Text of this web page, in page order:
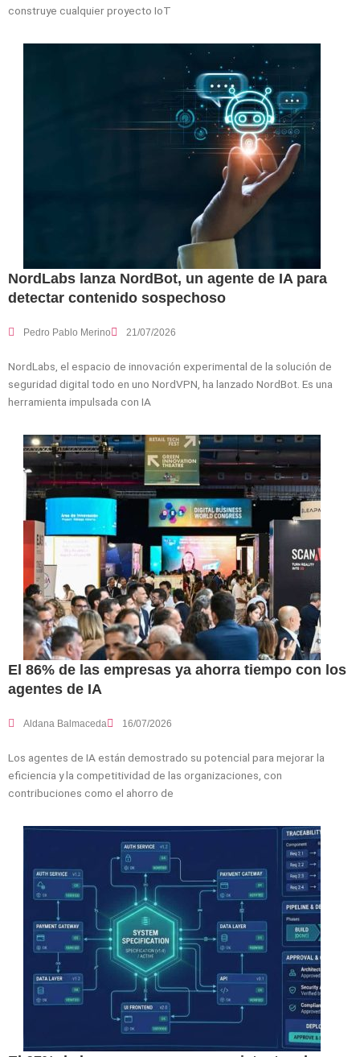
construye cualquier proyecto IoT
NordLabs lanza NordBot, un agente de IA para
detectar contenido sospechoso
Pedro Pablo Merino 21/07/2026
NordLabs, el espacio de innovación experimental de la solución de
seguridad digital todo en uno NordVPN, ha lanzado NordBot. Es una
herramienta impulsada con IA
El 86% de las empresas ya ahorra tiempo con los
agentes de IA
Aldana Balmaceda 16/07/2026
Los agentes de IA están demostrado su potencial para mejorar la
eficiencia y la competitividad de las organizaciones, con
contribuciones como el ahorro de